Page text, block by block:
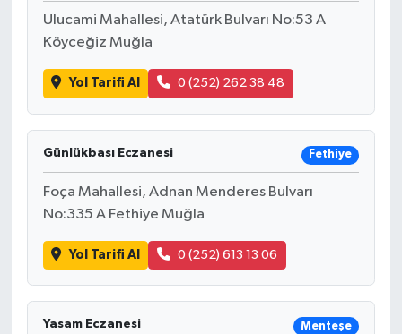
Ulucami Mahallesi, Atatürk Bulvarı No:53 A
Köyceğiz Muğla
Yol Tarifi Al 0 (252) 262 38 48
Günlükbası Eczanesi Fethiye
Foça Mahallesi, Adnan Menderes Bulvarı
No:335 A Fethiye Muğla
Yol Tarifi Al 0 (252) 613 13 06
Yasam Eczanesi Menteşe